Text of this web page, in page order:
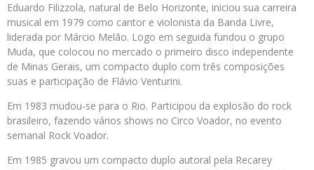
Eduardo Filizzola, natural de Belo Horizonte, iniciou sua carreira
musical em 1979 como cantor e violonista da Banda Livre,
liderada por Márcio Melão. Logo em seguida fundou o grupo
Muda, que colocou no mercado o primeiro disco independente
de Minas Gerais, um compacto duplo com três composições
suas e participação de Flávio Venturini.
Em 1983 mudou-se para o Rio. Participou da explosão do rock
brasileiro, fazendo vários shows no Circo Voador, no evento
semanal Rock Voador.
Em 1985 gravou um compacto duplo autoral pela Recarey